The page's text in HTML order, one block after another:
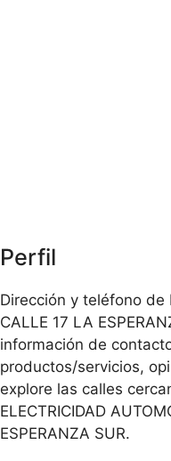
Perfil
Dirección y teléfono de
CALLE 17 LA
información de
productos/servicios,
explore las calles
ELECTRICIDAD
ESPERANZA SUR.